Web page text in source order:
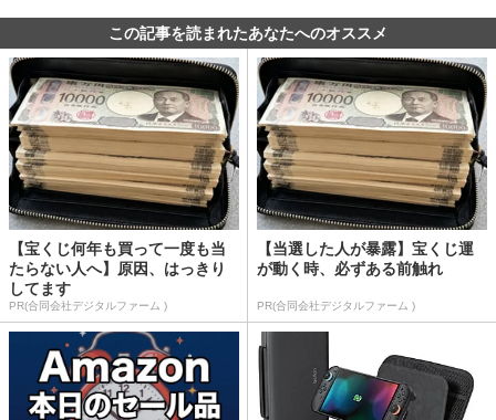
この記事を読まれたあなたへのオススメ
【宝くじ何年も買って一度も当
たらない人へ】原因、はっきり
してます
PR(合同会社デジタルファーム )
【当選した人が暴露】宝くじ運
が動く時、必ずある前触れ
PR(合同会社デジタルファーム )